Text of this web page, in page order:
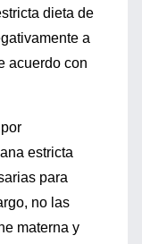
dieta de
a
acuerdo con
estricta
para
no las
materna y